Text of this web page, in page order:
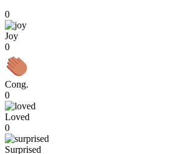
0
Joy
0
Cong.
0
Loved
0
Surprised